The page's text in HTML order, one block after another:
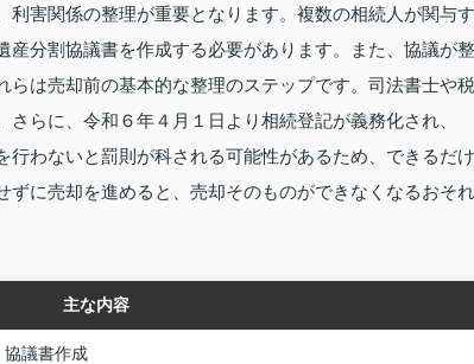
害関係の整理が重要となります。複数の相続人が関与す
分割協議書を作成する必要があります。また、協議が整
は売却前の基本的な整理のステップです。司法書士や税
らに、令和６年４月１日より相続登記が義務化され、
行わないと罰則が科される可能性があるため、できるだけ
に売却を進めると、売却そのものができなくなるおそれ
主な内容
協議書作成